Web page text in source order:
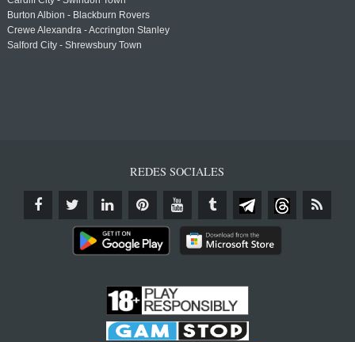
Burton Albion - Blackburn Rovers
Crewe Alexandra - Accrington Stanley
Salford City - Shrewsbury Town
REDES SOCIALES